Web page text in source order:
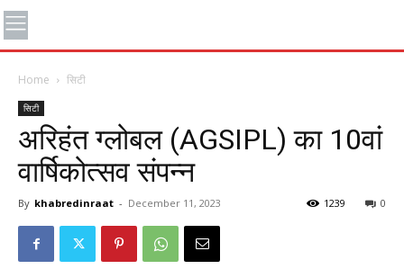
Home सिटी
सिटी
अरिहंत ग्लोबल (AGSIPL) का 10वां
वार्षिकोत्सव संपन्न
By khabredinraat - December 11, 2023 0
1239